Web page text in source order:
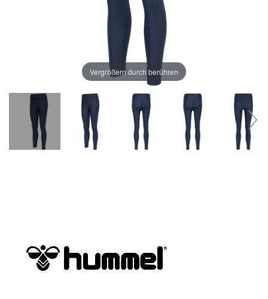
Vergrößern durch berühren